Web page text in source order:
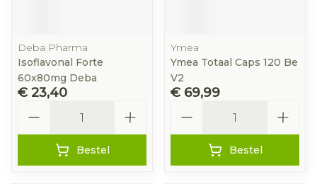
Deba Pharma
Isoflavonal Forte
60x80mg Deba
€ 23,40
Bestel
Ymea
Ymea Totaal Caps 120 Be
V2
€ 69,99
Bestel